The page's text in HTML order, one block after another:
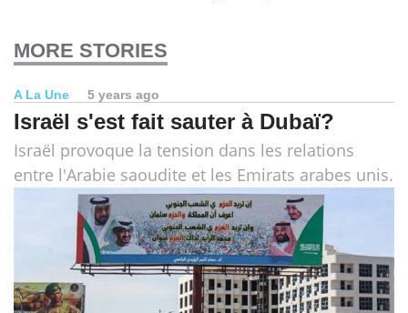
MORE STORIES
A La Une 5 years ago
Israël s'est fait sauter à Dubaï?
Israël provoque la tension dans les relations
entre l'Arabie saoudite et les Emirats arabes unis.